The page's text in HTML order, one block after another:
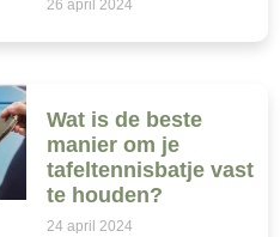
26 april 2024
Wat is de beste
manier om je
tafeltennisbatje vast
te houden?
24 april 2024